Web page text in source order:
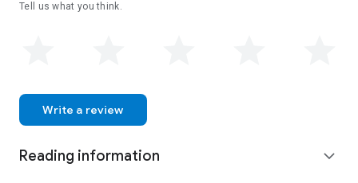
Tell us what you think.
Write a review
Reading information expand_more